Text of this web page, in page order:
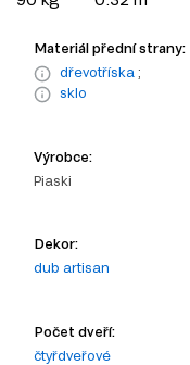
Materiál přední strany:
dřevotříska ;
sklo
Výrobce:
Piaski
Dekor:
dub artisan
Počet dveří:
čtyřdveřové